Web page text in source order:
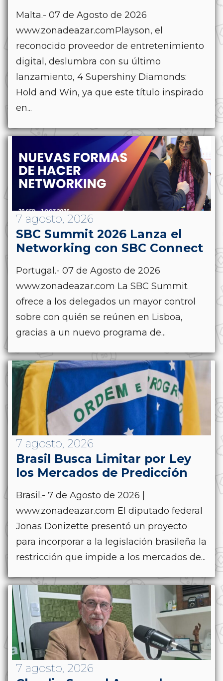
Malta.- 07 de Agosto de 2026
www.zonadeazar.comPlayson, el
reconocido proveedor de entretenimiento
digital, deslumbra con su último
lanzamiento, 4 Supershiny Diamonds:
Hold and Win, ya que este título inspirado
en...
7 agosto, 2026
SBC Summit 2026 Lanza el
Networking con SBC Connect
Portugal.- 07 de Agosto de 2026
www.zonadeazar.com La SBC Summit
ofrece a los delegados un mayor control
sobre con quién se reúnen en Lisboa,
gracias a un nuevo programa de...
7 agosto, 2026
Brasil Busca Limitar por Ley
los Mercados de Predicción
Brasil.- 7 de Agosto de 2026 |
www.zonadeazar.com El diputado federal
Jonas Donizette presentó un proyecto
para incorporar a la legislación brasileña la
restricción que impide a los mercados de...
7 agosto, 2026